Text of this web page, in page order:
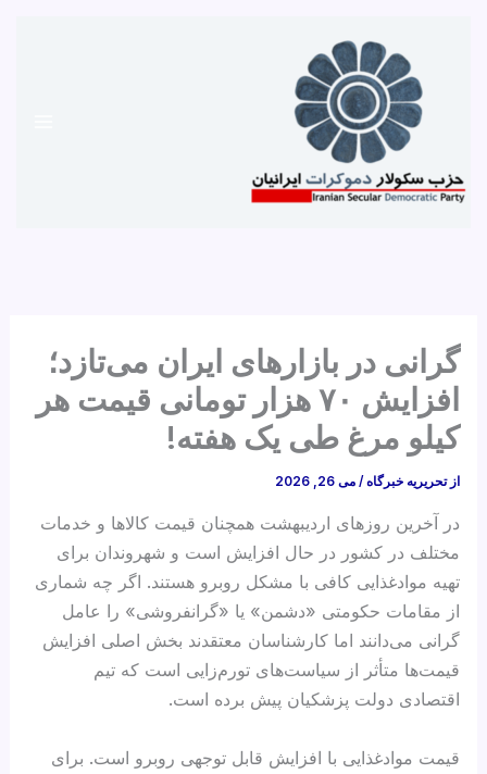
گرانی در بازارهای ایران می‌تازد؛
افزایش ۷۰ هزار تومانی قیمت هر
کیلو مرغ طی یک هفته!
از تحریریه خبرگاه/می 26, 2026
در آخرین روزهای اردیبهشت همچنان قیمت کالاها و خدمات
مختلف در کشور در حال افزایش است و شهروندان برای
تهیه موادغذایی کافی با مشکل روبرو هستند. اگر چه شماری
از مقامات حکومتی «دشمن» یا «گرانفروشی» را عامل
گرانی‌ می‌دانند اما کارشناسان معتقدند بخش اصلی افزایش
قیمت‌ها متأثر از سیاست‌های تورم‌زایی است که تیم
اقتصادی دولت پزشکیان پیش برده است.
قیمت موادغذایی با افزایش قابل توجهی روبرو است. برای